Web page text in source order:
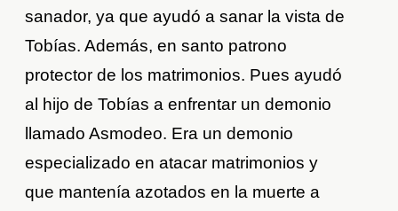
sanador, ya que ayudó a sanar la vista de
Tobías. Además, en santo patrono
protector de los matrimonios. Pues ayudó
al hijo de Tobías a enfrentar un demonio
llamado Asmodeo. Era un demonio
especializado en atacar matrimonios y
que mantenía azotados en la muerte a